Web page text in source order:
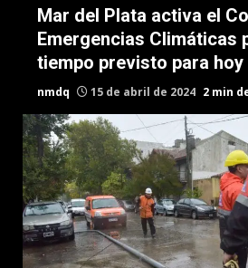
Mar del Plata activa el
Emergencias Climáticas
tiempo previsto para hoy
nmdq 15 de abril de 2024 2 min